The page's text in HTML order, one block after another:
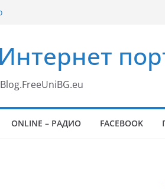
ONLINE – РАДИО FACEBOOK